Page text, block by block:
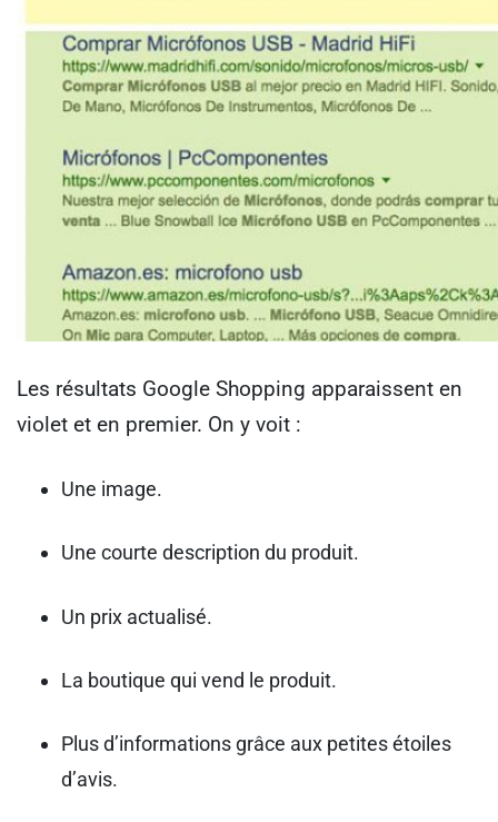
Les résultats Google Shopping apparaissent en
violet et en premier. On y voit :
Une image.
Une courte description du produit.
Un prix actualisé.
La boutique qui vend le produit.
Plus d’informations grâce aux petites étoiles
d’avis.